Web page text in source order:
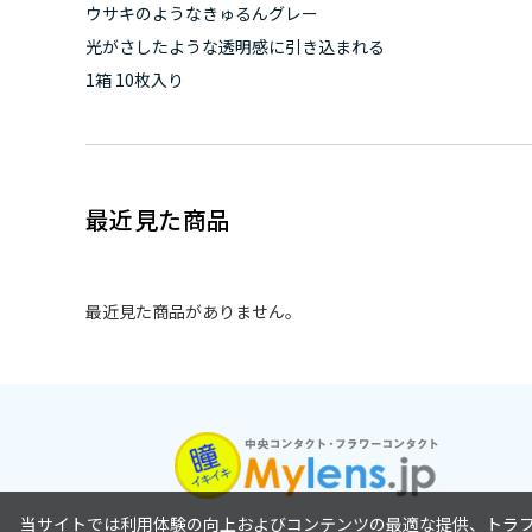
ウサキのようなきゅるんグレー
光がさしたような透明感に引き込まれる
1箱 10枚入り
最近見た商品
最近見た商品がありません。
当サイトでは利用体験の向上およびコンテンツの最適な提供、ト